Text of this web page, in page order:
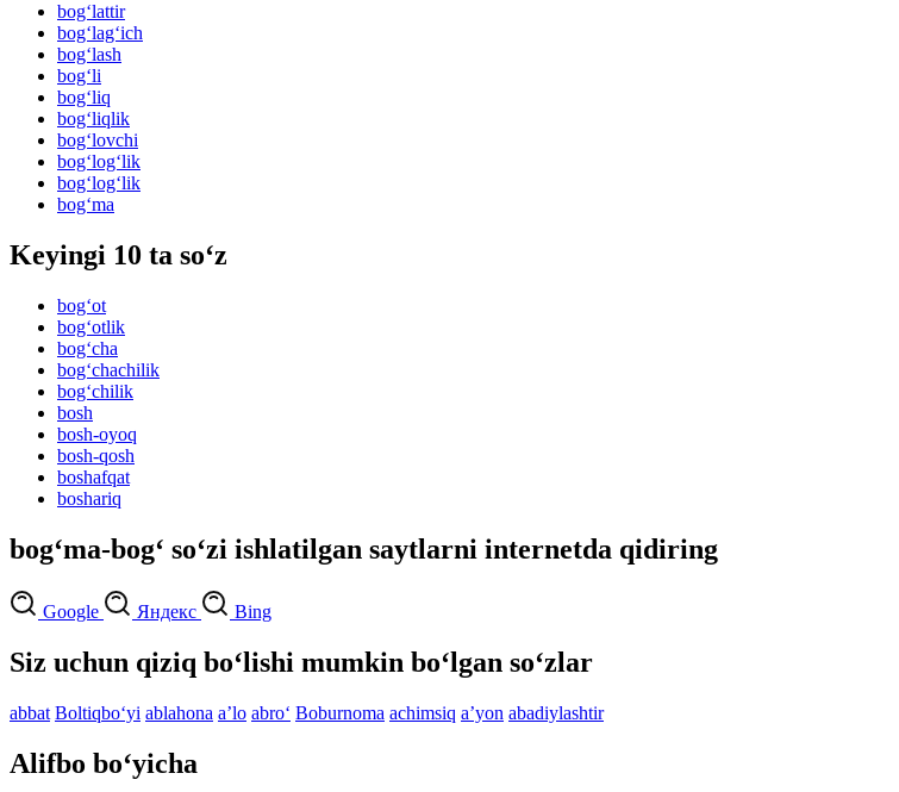
bog‘lattir
bog‘lag‘ich
bog‘lash
bog‘li
bog‘liq
bog‘liqlik
bog‘lovchi
bog‘log‘lik
bog‘log‘lik
bog‘ma
Keyingi 10 ta so‘z
bog‘ot
bog‘otlik
bog‘cha
bog‘chachilik
bog‘chilik
bosh
bosh-oyoq
bosh-qosh
boshafqat
boshariq
bog‘ma-bog‘ so‘zi ishlatilgan saytlarni internetda qidiring
Google Яндекс Bing
Siz uchun qiziq bo‘lishi mumkin bo‘lgan so‘zlar
abbat Boltiqbo‘yi ablahona aʼlo abro‘ Boburnoma achimsiq aʼyon abadiylashtir
Alifbo bo‘yicha